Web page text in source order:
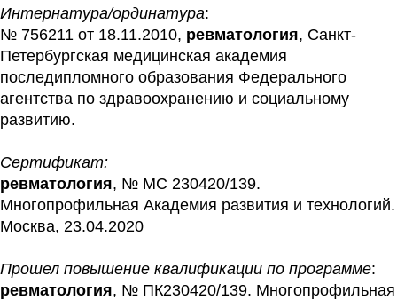
Интернатура/ординатура:
№ 756211 от 18.11.2010, ревматология, Санкт-
Петербургская медицинская академия
последипломного образования Федерального
агентства по здравоохранению и социальному
развитию.
Сертификат:
ревматология, № МС 230420/139.
Многопрофильная Академия развития и технологий.
Москва, 23.04.2020
Прошел повышение квалификации по программе:
ревматология, № ПК230420/139. Многопрофильная